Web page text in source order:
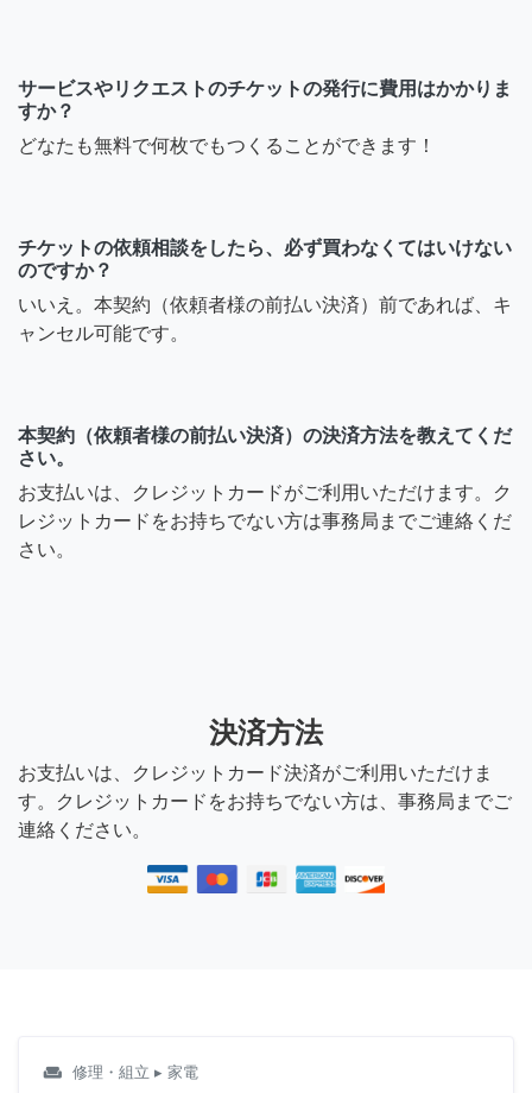
サービスやリクエストのチケットの発行に費用はかかりま
すか？
どなたも無料で何枚でもつくることができます！
チケットの依頼相談をしたら、必ず買わなくてはいけない
のですか？
いいえ。本契約（依頼者様の前払い決済）前であれば、キ
ャンセル可能です。
本契約（依頼者様の前払い決済）の決済方法を教えてくだ
さい。
お支払いは、クレジットカードがご利用いただけます。ク
レジットカードをお持ちでない方は事務局までご連絡くだ
さい。
決済方法
お支払いは、クレジットカード決済がご利用いただけま
す。クレジットカードをお持ちでない方は、事務局までご
連絡ください。
weekend 修理・組立 ▸ 家電